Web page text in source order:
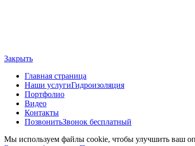
Закрыть
Главная страница
Наши услугиГидроизоляция
Портфолио
Видео
Контакты
ПозвонитьЗвонок бесплатный
Мы используем файлы cookie, чтобы улучшить ваш